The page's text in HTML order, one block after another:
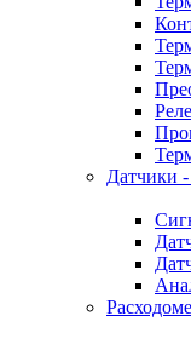
Датчики -